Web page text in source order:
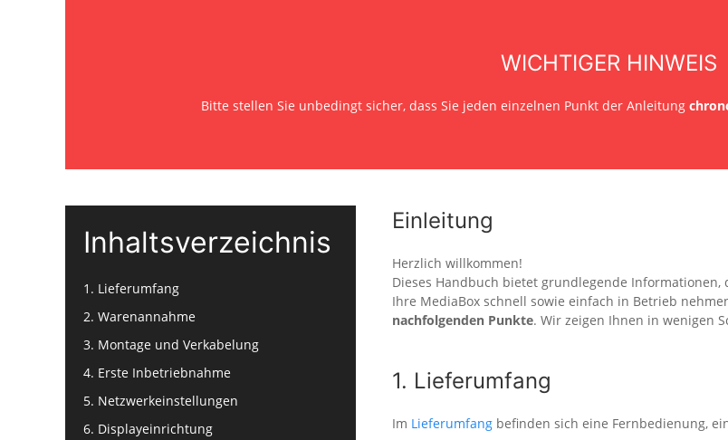
WICHTIGER HINWEIS
Bitte stellen Sie unbedingt sicher, dass Sie jeden einzelnen Punkt der Anleitung
Inhaltsverzeichnis
1. Lieferumfang
2. Warenannahme
3. Montage und Verkabelung
4. Erste Inbetriebnahme
5. Netzwerkeinstellungen
6. Displayeinrichtung
Einleitung
Herzlich willkommen!
Dieses Handbuch bietet grundlegende
Ihre MediaBox schnell sowie einfach in Betrieb
nachfolgenden Punkte. Wir zeigen Ihnen in wenigen
1. Lieferumfang
Im Lieferumfang befinden sich eine Fernbedienung,